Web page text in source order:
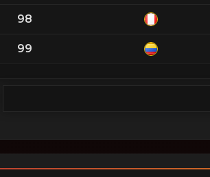
98
99